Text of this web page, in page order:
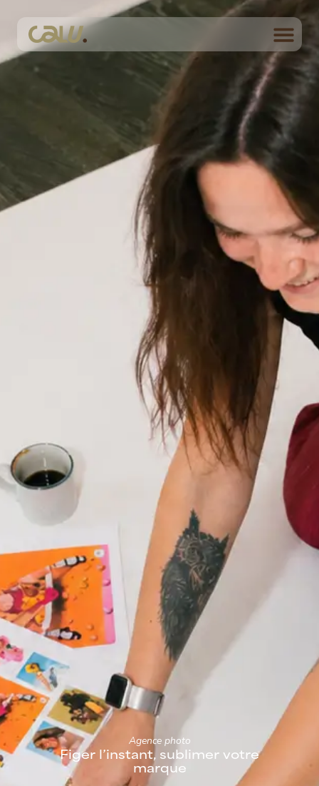
Agence photo
Figer l’instant, sublimer votre
marque